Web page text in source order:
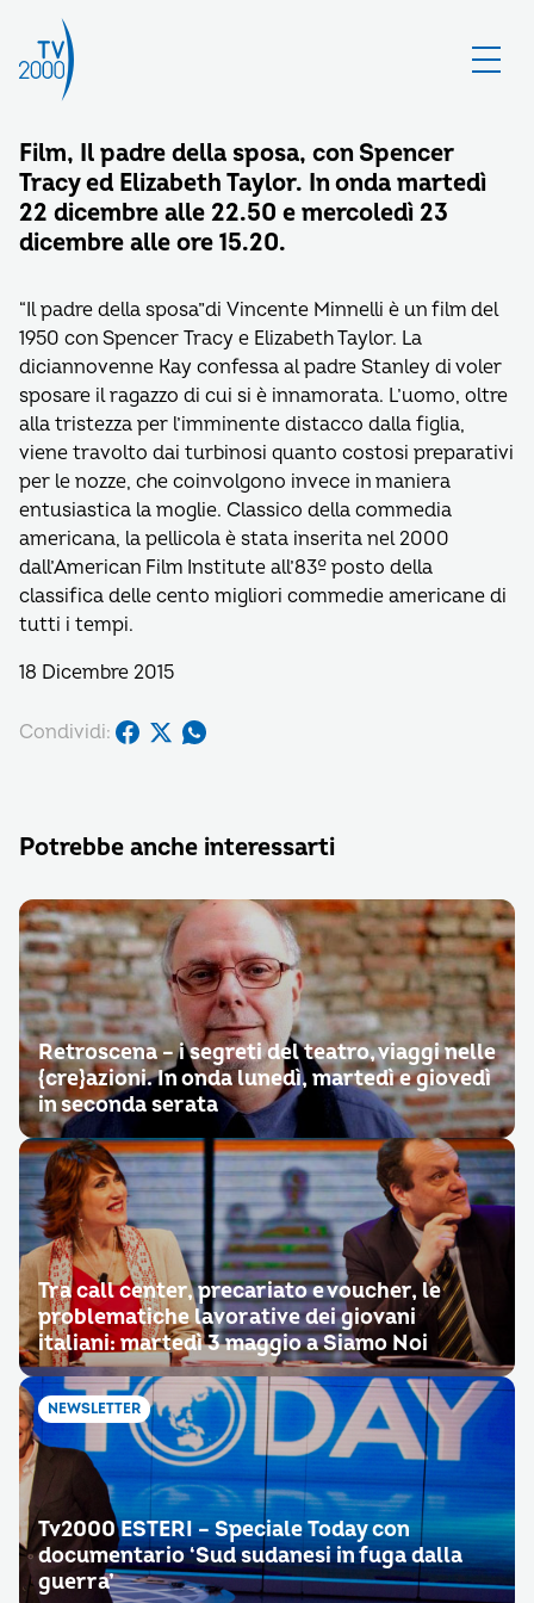
Film, Il padre della sposa, con Spencer
Tracy ed Elizabeth Taylor. In onda martedì
22 dicembre alle 22.50 e mercoledì 23
dicembre alle ore 15.20.
“Il padre della sposa”di Vincente Minnelli è un film del
1950 con Spencer Tracy e Elizabeth Taylor. La
diciannovenne Kay confessa al padre Stanley di voler
sposare il ragazzo di cui si è innamorata. L’uomo, oltre
alla tristezza per l’imminente distacco dalla figlia,
viene travolto dai turbinosi quanto costosi preparativi
per le nozze, che coinvolgono invece in maniera
entusiastica la moglie. Classico della commedia
americana, la pellicola è stata inserita nel 2000
dall’American Film Institute all’83º posto della
classifica delle cento migliori commedie americane di
tutti i tempi.
18 Dicembre 2015
Condividi:
Potrebbe anche interessarti
Retroscena – i segreti del teatro, viaggi nelle
{cre}azioni. In onda lunedì, martedì e giovedì
in seconda serata
Tra call center, precariato e voucher, le
problematiche lavorative dei giovani
italiani: martedì 3 maggio a Siamo Noi
NEWSLETTER
Tv2000 ESTERI – Speciale Today con
documentario ‘Sud sudanesi in fuga dalla
guerra’